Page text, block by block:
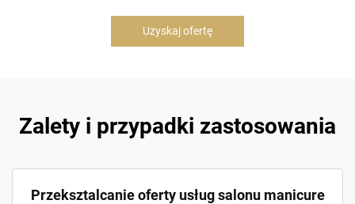
Uzyskaj ofertę
Zalety i przypadki zastosowania
Przeksztalcanie oferty usług salonu manicure